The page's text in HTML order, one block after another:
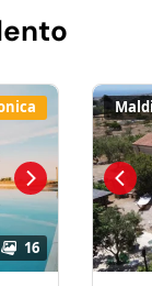
16